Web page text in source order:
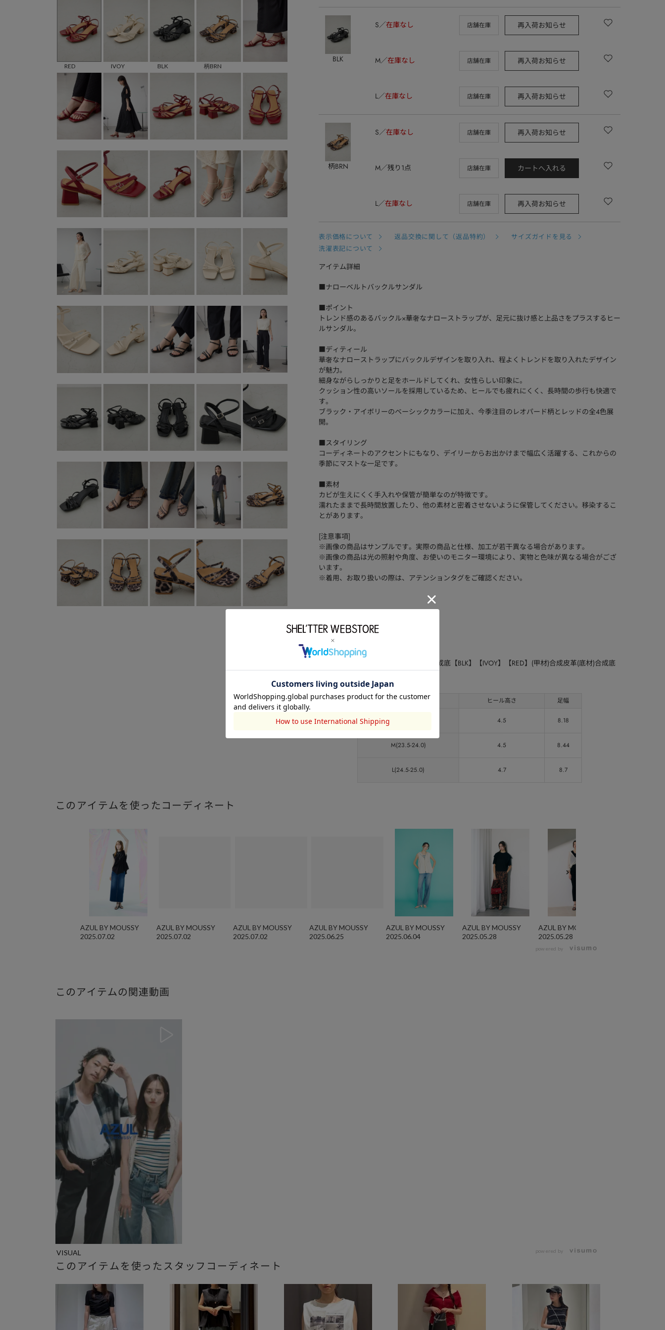
RED IVOY BLK 柄BRN
BLK
S 在庫なし 店舗在庫 再入荷お知らせ
M 在庫なし 店舗在庫 再入荷お知らせ
L 在庫なし 店舗在庫 再入荷お知らせ
柄BRN
S 在庫なし 店舗在庫 再入荷お知らせ
M 残り1点 店舗在庫 カートへ入れる
L 在庫なし 店舗在庫 再入荷お知らせ
表示価格について 返品交換に関して（返品特約）
サイズガイドを見る
洗濯表記について
アイテム詳細
■ナローベルトバックルサンダル
■ポイント
トレンド感のあるバックル×華奢なナローストラップが、足元に抜け感と上品さをプラスするヒー
ルサンダル。
■ディティール
華奢なナローストラップにバックルデザインを取り入れ、程よくトレンドを取り入れたデザイン
が魅力。
細身ながらしっかりと足をホールドしてくれ、女性らしい印象に。
クッション性の高いソールを採用しているため、ヒールでも疲れにくく、長時間の歩行も快適で
す。
ブラック・アイボリーのベーシックカラーに加え、今季注目のレオパード柄とレッドの全4色展
開。
■スタイリング
コーディネートのアクセントにもなり、デイリーからお出かけまで幅広く活躍する、これからの
季節にマストな一足です。
■素材
カビが生えにくく手入れや保管が簡単なのが特徴です。
濡れたままで長時間放置したり、他の素材と密着させないように保管してください。移染するこ
とがあります。
[注意事項]
※画像の商品はサンプルです。実際の商品と仕様、加工が若干異なる場合があります。
※画像の商品は光の照射や角度、お使いのモニター環境により、実物と色味が異なる場合がござ
います。
※着用、お取り扱いの際は、アテンションタグをご確認ください。
品番 250ISC55-477J
素材
【柄BRN】(甲材)ポリエステル(底材)合成底【BLK】【IVOY】【RED】(甲材)合成皮革(底材)合成底
サイズ
サイズ ヒール高さ 足幅
4.5 8.18
M(23.5-24.0) 4.5 8.44
L(24.5-25.0) 4.7 8.7
このアイテムを使ったコーディネート
2025.07.02
AZUL BY MOUSSY
2025.07.02
AZUL BY MOUSSY
2025.07.02
AZUL BY MOUSSY
2025.06.25
AZUL BY MOUSSY
2025.06.04
AZUL BY MOUSSY
2025.05.28
AZUL BY MOUSSY
2025.05.28
AZUL BY MOUSSY
powered by
このアイテムの関連動画
VISUAL powered by
このアイテムを使ったスタッフコーディネート